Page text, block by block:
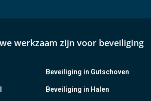
werkzaam zijn voor beveiliging
Beveiliging in Gutschoven
Beveiliging in Halen